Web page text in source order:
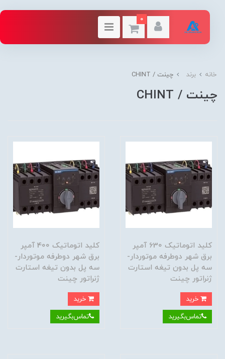
0
خانه برند چینت / CHINT
چینت / CHINT
کلید اتوماتیک 630 آمپر
برق شهر دوطرفه موتوردار-
سه پل بدون تیغه استارت
ژنراتور چینت
خرید
تماس‌بگیرید
کلید اتوماتیک 400 آمپر
برق شهر دوطرفه موتوردار-
سه پل بدون تیغه استارت
ژنراتور چینت
خرید
تماس‌بگیرید